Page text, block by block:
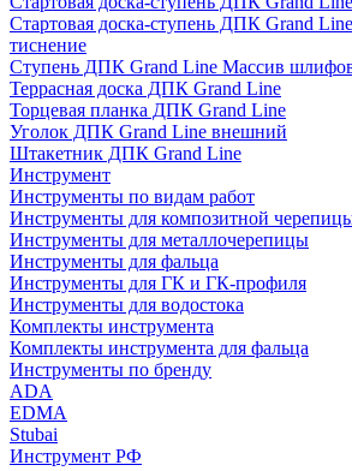
Стартовая доска-ступень ДПК Grand
тиснение
Ступень ДПК Grand Line Массив
Террасная доска ДПК Grand Line
Торцевая планка ДПК Grand Line
Уголок ДПК Grand Line внешний
Штакетник ДПК Grand Line
Инструмент
Инструменты по видам работ
Инструменты для композитной
Инструменты для металлочерепицы
Инструменты для фальца
Инструменты для ГК и ГК-профиля
Инструменты для водостока
Комплекты инструмента
Комплекты инструмента для фальца
Инструменты по бренду
ADA
EDMA
Stubai
Инструмент РФ